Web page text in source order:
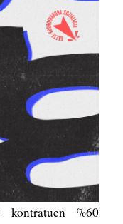
kontratuen %60